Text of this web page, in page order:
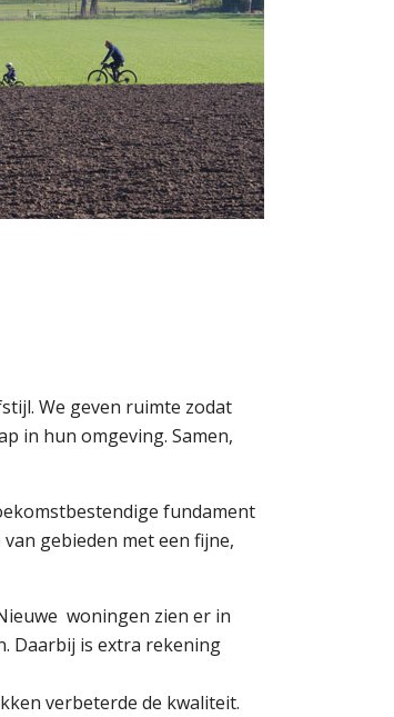
We geven ruimte zodat
in hun omgeving. Samen,
fundament
gebieden met een fijne,
woningen zien er in
Daarbij is extra rekening
verbeterde de kwaliteit.